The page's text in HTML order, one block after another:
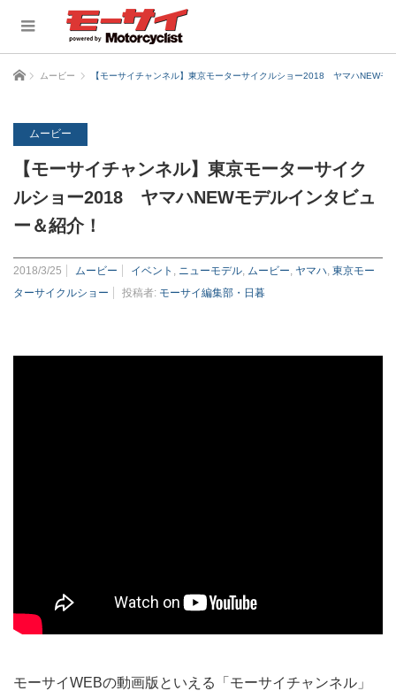
ホーム ムービー 【モーサイチャンネル】東京モーターサイクルショー2018 ヤマハNEWモ
ムービー
【モーサイチャンネル】東京モーターサイク
ルショー2018 ヤマハNEWモデルインタビュ
ー＆紹介！
2018/3/25 ムービー イベント ニューモデル ムービー ヤマハ 東京モー
ターサイクルショー
投稿者: モーサイ編集部・日暮
モーサイWEBの動画版といえる「モーサイチャンネル」